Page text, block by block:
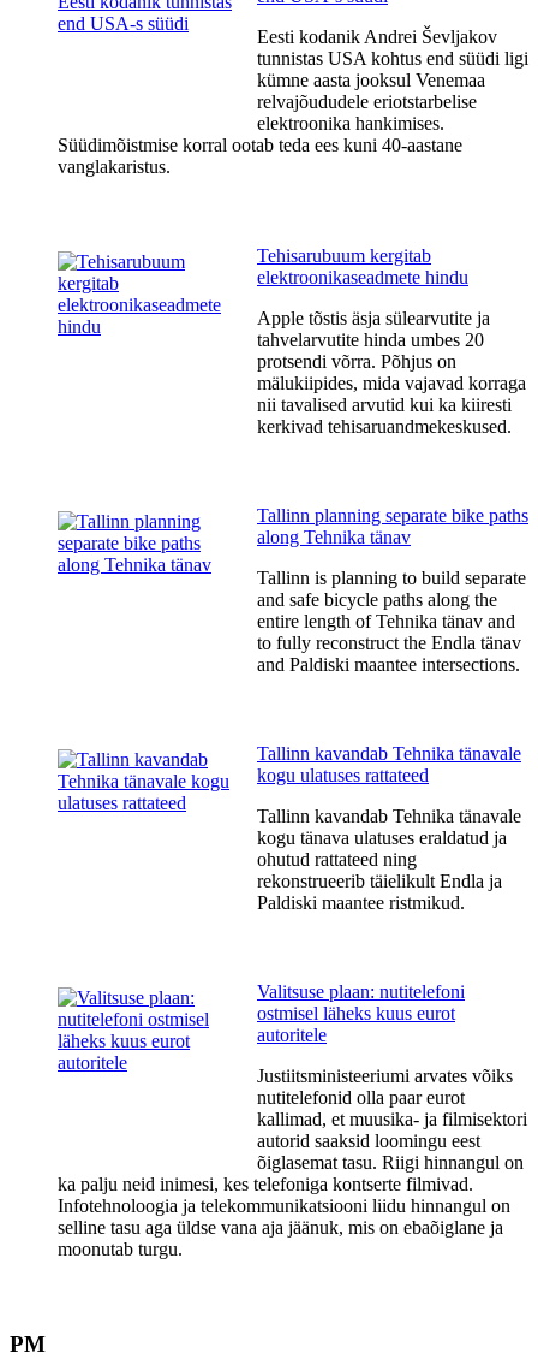
Eesti kodanik Andrei Ševljakov
tunnistas USA kohtus end süüdi ligi
kümne aasta jooksul Venemaa
relvajõududele eriotstarbelise
elektroonika hankimises.
Süüdimõistmise korral ootab teda ees kuni 40-aastane
vanglakaristus.
Tehisarubuum kergitab
elektroonikaseadmete hindu
Apple tõstis äsja sülearvutite ja
tahvelarvutite hinda umbes 20
protsendi võrra. Põhjus on
mälukiipides, mida vajavad korraga
nii tavalised arvutid kui ka kiiresti
kerkivad tehisaruandmekeskused.
Tallinn planning separate bike paths
along Tehnika tänav
Tallinn is planning to build separate
and safe bicycle paths along the
entire length of Tehnika tänav and
to fully reconstruct the Endla tänav
and Paldiski maantee intersections.
Tallinn kavandab Tehnika tänavale
kogu ulatuses rattateed
Tallinn kavandab Tehnika tänavale
kogu tänava ulatuses eraldatud ja
ohutud rattateed ning
rekonstrueerib täielikult Endla ja
Paldiski maantee ristmikud.
Valitsuse plaan: nutitelefoni
ostmisel läheks kuus eurot
autoritele
Justiitsministeeriumi arvates võiks
nutitelefonid olla paar eurot
kallimad, et muusika- ja filmisektori
autorid saaksid loomingu eest
õiglasemat tasu. Riigi hinnangul on
ka palju neid inimesi, kes telefoniga kontserte filmivad.
Infotehnoloogia ja telekommunikatsiooni liidu hinnangul on
selline tasu aga üldse vana aja jäänuk, mis on ebaõiglane ja
moonutab turgu.
PM